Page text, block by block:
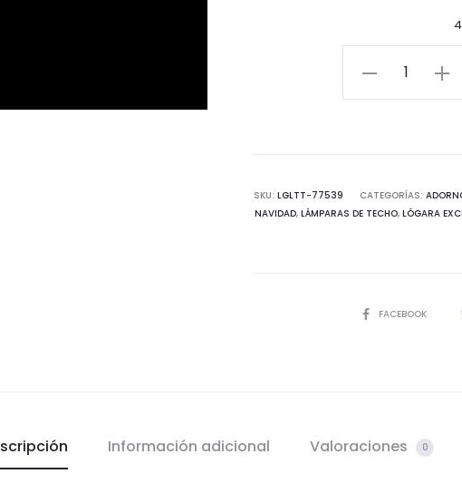
cantidad
SKU: LGLTT-77539 CATEGORÍAS:
NAVIDAD, LÁMPARAS DE TECHO, LÓGARA
COMPARTIR
FACEBOOK
Información adicional Valoraciones 0